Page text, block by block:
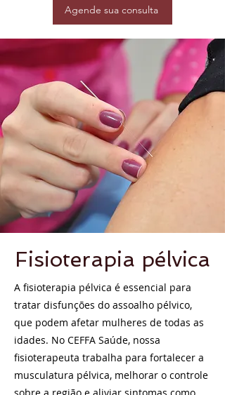
Agende sua consulta
Fisioterapia pélvica
A fisioterapia pélvica é essencial para
tratar disfunções do assoalho pélvico,
que podem afetar mulheres de todas as
idades. No CEFFA Saúde, nossa
fisioterapeuta trabalha para fortalecer a
musculatura pélvica, melhorar o controle